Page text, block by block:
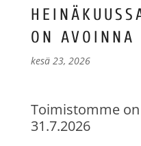
ON AVOINNA
kesä 23, 2026
Toimistomme on
31.7.2026